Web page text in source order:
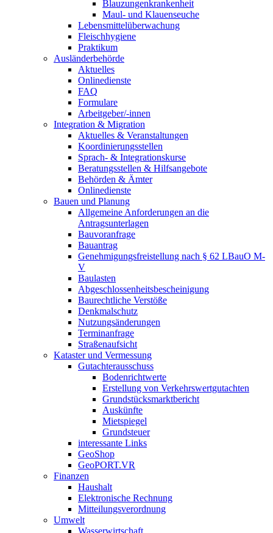
Blauzungenkrankenheit
Maul- und Klauenseuche
Lebensmittelüberwachung
Fleischhygiene
Praktikum
Ausländerbehörde
Aktuelles
Onlinedienste
FAQ
Formulare
Arbeitgeber/-innen
Integration & Migration
Aktuelles & Veranstaltungen
Koordinierungsstellen
Sprach- & Integrationskurse
Beratungsstellen & Hilfsangebote
Behörden & Ämter
Onlinedienste
Bauen und Planung
Allgemeine Anforderungen an die
Antragsunterlagen
Bauvoranfrage
Bauantrag
Genehmigungsfreistellung nach § 62 LBauO M-
V
Baulasten
Abgeschlossenheits­bescheinigung
Baurechtliche Verstöße
Denkmalschutz
Nutzungsänderungen
Terminanfrage
Straßenaufsicht
Kataster und Vermessung
Gutachterausschuss
Bodenrichtwerte
Erstellung von Verkehrswertgutachten
Grundstücksmarktbericht
Auskünfte
Mietspiegel
Grundsteuer
interessante Links
GeoShop
GeoPORT.VR
Finanzen
Haushalt
Elektronische Rechnung
Mitteilungsverordnung
Umwelt
Wasserwirtschaft